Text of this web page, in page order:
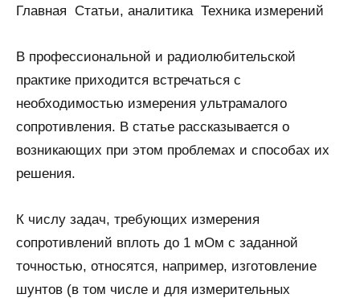
Главная Статьи, аналитика Техника измерений
В профессиональной и радиолюбительской
практике приходится встречаться с
необходимостью измерения ультрамалого
сопротивления. В статье рассказывается о
возникающих при этом проблемах и способах их
решения.
К числу задач, требующих измерения
сопротивлений вплоть до 1 мОм с заданной
точностью, относятся, например, изготовление
шунтов (в том числе и для измерительных